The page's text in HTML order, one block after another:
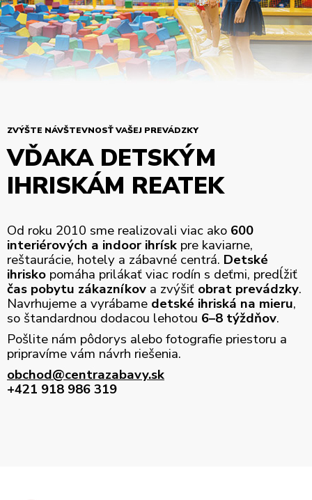
ZVÝŠTE NÁVŠTEVNOSŤ VAŠEJ PREVÁDZKY
VĎAKA DETSKÝM
IHRISKÁM REATEK
Od roku 2010 sme realizovali viac ako 600
interiérových a indoor ihrísk pre kaviarne,
reštaurácie, hotely a zábavné centrá. Detské
ihrisko pomáha prilákať viac rodín s deťmi, predĺžiť
čas pobytu zákazníkov a zvýšiť obrat prevádzky.
Navrhujeme a vyrábame detské ihriská na mieru,
so štandardnou dodacou lehotou 6–8 týždňov.
Pošlite nám pôdorys alebo fotografie priestoru a
pripravíme vám návrh riešenia.
obchod@centrazabavy.sk
+421 918 986 319